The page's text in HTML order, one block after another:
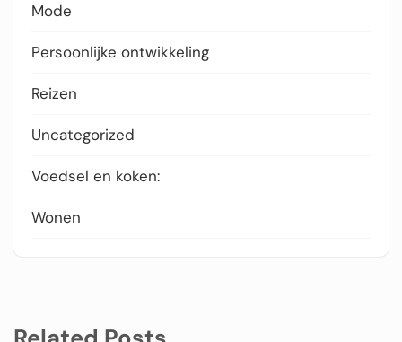
Mode
Persoonlijke ontwikkeling
Reizen
Uncategorized
Voedsel en koken:
Wonen